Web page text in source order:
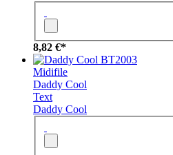
8,82 €*
BT2003
Midifile
Daddy Cool
Text
Daddy Cool